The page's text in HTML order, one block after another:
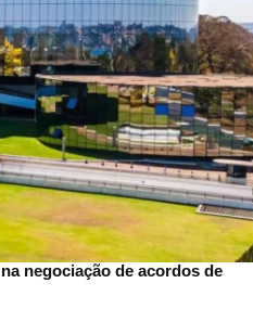
negociação de acordos de